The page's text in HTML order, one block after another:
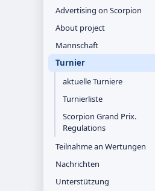
Advertising on Scorpion
About project
Mannschaft
Turnier
aktuelle Turniere
Turnierliste
Scorpion Grand Prix.
Regulations
Teilnahme an Wertungen
Nachrichten
Unterstützung